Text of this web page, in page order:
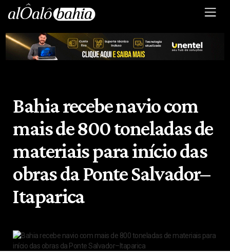
Bahia recebe navio com
mais de 800 toneladas de
materiais para início das
obras da Ponte Salvador–
Itaparica